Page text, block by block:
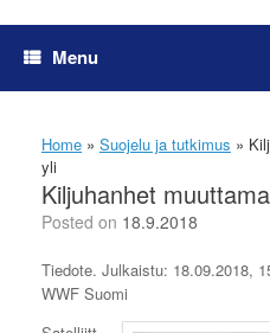
Menu
Home » Suojelu ja tutkimus »
yli
Kiljuhanhet
Posted on 18.9.2018
Tiedote. Julkaistu: 18.09.2018,
WWF Suomi